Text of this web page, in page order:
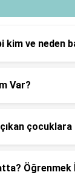
kim ve neden
Var?
Öğrenmek